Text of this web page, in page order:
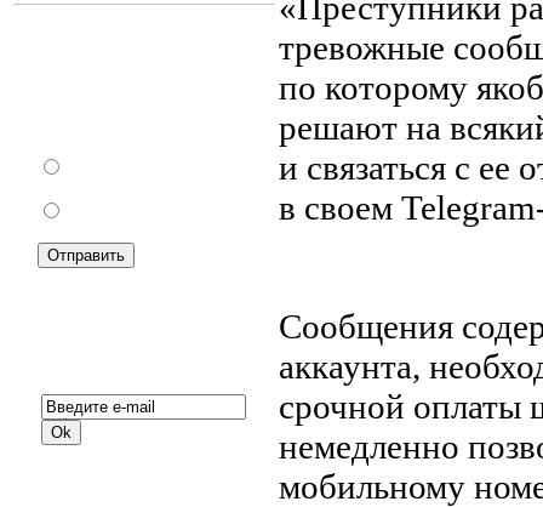
тревожные
по которому
решают на
и связаться с
в своем
Сообщения
аккаунта,
срочной оплаты
немедленно
мобильному